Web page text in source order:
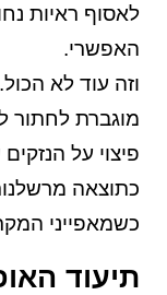
לאסוף ראיות
האפשרי.
וזה עוד לא
מוגברת
פיצוי על
כתוצאה
כשמאפייני
תיעוד